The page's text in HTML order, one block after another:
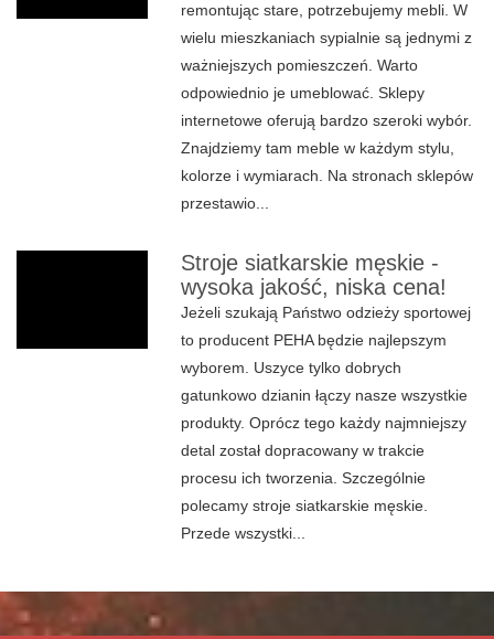
remontując stare, potrzebujemy mebli. W
wielu mieszkaniach sypialnie są jednymi z
ważniejszych pomieszczeń. Warto
odpowiednio je umeblować. Sklepy
internetowe oferują bardzo szeroki wybór.
Znajdziemy tam meble w każdym stylu,
kolorze i wymiarach. Na stronach sklepów
przestawio...
Stroje siatkarskie męskie -
wysoka jakość, niska cena!
Jeżeli szukają Państwo odzieży sportowej
to producent PEHA będzie najlepszym
wyborem. Uszyce tylko dobrych
gatunkowo dzianin łączy nasze wszystkie
produkty. Oprócz tego każdy najmniejszy
detal został dopracowany w trakcie
procesu ich tworzenia. Szczególnie
polecamy stroje siatkarskie męskie.
Przede wszystki...